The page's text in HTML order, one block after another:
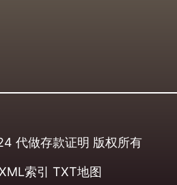
代做存款证明 版权所有
索引 TXT地图